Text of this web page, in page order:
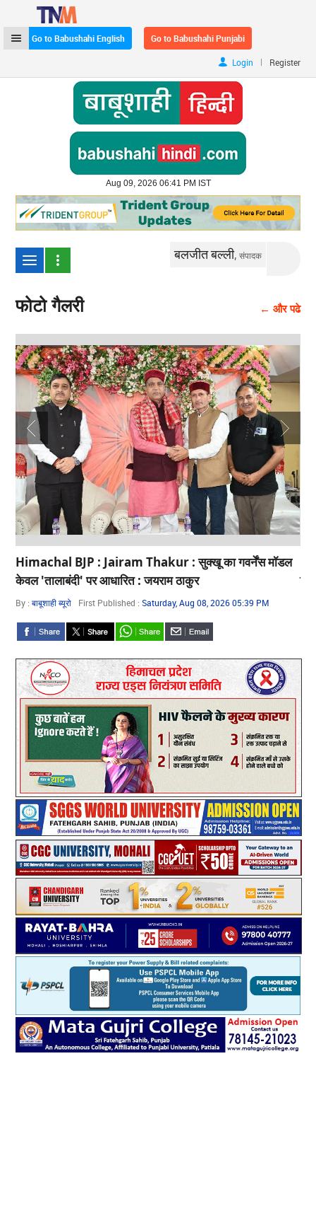
Go to Babushahi English Go to Babushahi Punjabi
Login | Register
Aug 09, 2026 06:41 PM IST
बलजीत बल्ली,संपादक
फोटो गैलरी ← और पढे
Himachal BJP : Jairam Thakur : सुक्खू का गवर्नेंस मॉडल
केवल 'तालाबंदी' पर आधारित : जयराम ठाकुर
By :बाबूशाही ब्यूरो First Published :Saturday, Aug 08, 2026 05:39 PM